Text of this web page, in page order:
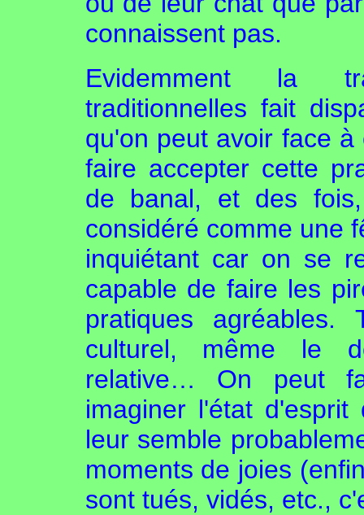
connaissent pas.
Evidemment la
traditionnelles fait
qu'on peut avoir face
faire accepter cette
de banal, et des
considéré comme une
inquiétant car on se
capable de faire les
pratiques
culturel, même le
relative… On peut
imaginer l'état
leur semble
moments de joies
sont tués, vidés, etc.,